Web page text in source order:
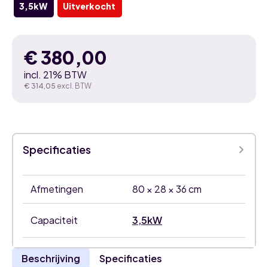
3,5kW Uitverkocht
€380,00
incl. 21% BTW
€ 314,05 excl. BTW
Specificaties
Afmetingen 80 × 28 × 36 cm
Capaciteit 3,5kW
Beschrijving Specificaties